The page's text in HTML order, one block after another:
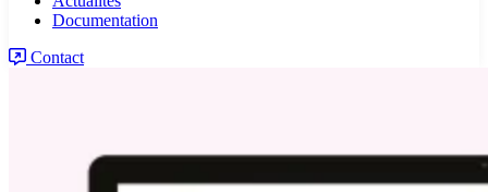
Documentation
Contact